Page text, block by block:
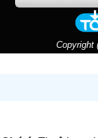
Copyright